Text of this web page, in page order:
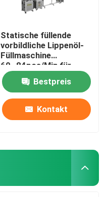
Statische füllende
vorbildliche Lippenöl-
Füllmaschine
60~84pcs/Min für
verschiedene Behälter
Bestpreis
Kontakt